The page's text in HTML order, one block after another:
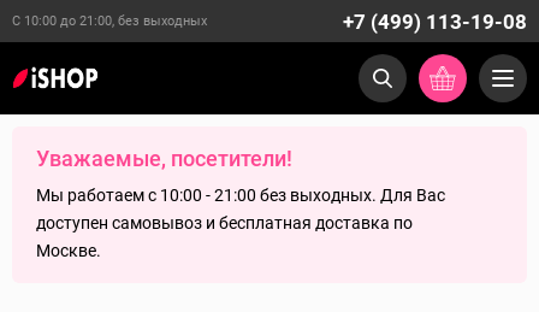
С 10:00 до 21:00, без выходных +7 (499) 113-19-08
Уважаемые, посетители!
Мы работаем с 10:00 - 21:00 без выходных. Для Вас
доступен самовывоз и бесплатная доставка по
Москве.